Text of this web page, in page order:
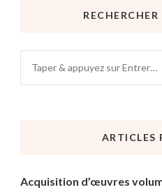
recherchiez
ARTICLES
Acquisition d’œuvres